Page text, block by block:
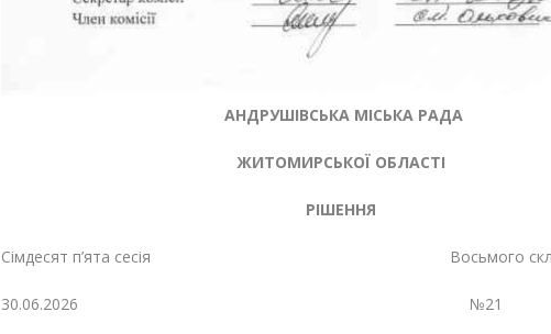
АНДРУШІВСЬКА МІСЬКА РАДА
ЖИТОМИРСЬКОЇ ОБЛАСТІ
РІШЕННЯ
Сімдесят п’ята сесія Восьмого
30.06.2026 №21